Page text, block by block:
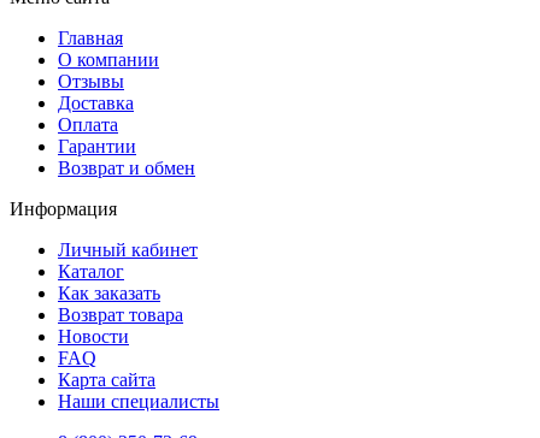
Главная
О компании
Отзывы
Доставка
Оплата
Гарантии
Возврат и обмен
Информация
Личный кабинет
Каталог
Как заказать
Возврат товара
Новости
FAQ
Карта сайта
Наши специалисты